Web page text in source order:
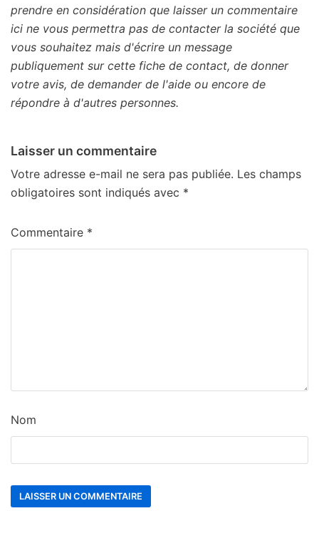
prendre en considération que laisser un commentaire
ici ne vous permettra pas de contacter la société que
vous souhaitez mais d'écrire un message
publiquement sur cette fiche de contact, de donner
votre avis, de demander de l'aide ou encore de
répondre à d'autres personnes.
Laisser un commentaire
Votre adresse e-mail ne sera pas publiée. Les champs
obligatoires sont indiqués avec *
Commentaire *
Nom